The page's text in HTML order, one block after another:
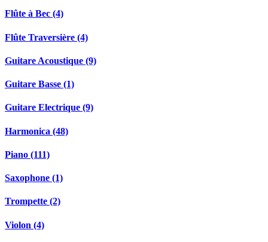
Flûte à Bec (4)
Flûte Traversière (4)
Guitare Acoustique (9)
Guitare Basse (1)
Guitare Electrique (9)
Harmonica (48)
Piano (111)
Saxophone (1)
Trompette (2)
Violon (4)